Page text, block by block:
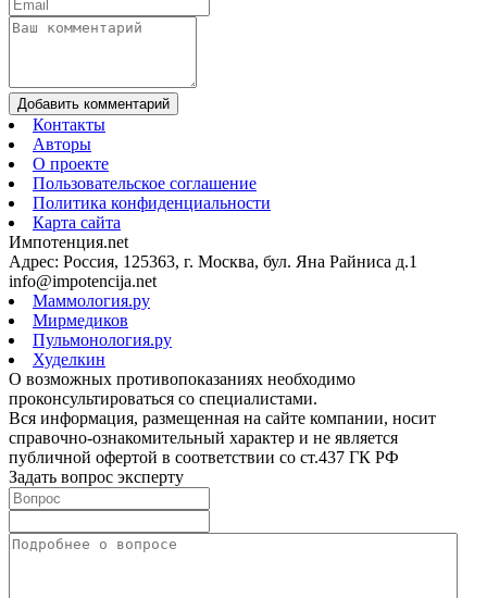
Добавить комментарий
Контакты
Авторы
О проекте
Пользовательское соглашение
Политика конфиденциальности
Карта сайта
Импотенция.net
Адрес: Россия, 125363, г. Москва, бул. Яна Райниса д.1
info@impotencija.net
Маммология.ру
Мирмедиков
Пульмонология.ру
Худелкин
О возможных противопоказаниях необходимо
проконсультироваться со специалистами.
Вся информация, размещенная на сайте компании, носит
справочно-ознакомительный характер и не является
публичной офертой в соответствии со ст.437 ГК РФ
Задать вопрос эксперту